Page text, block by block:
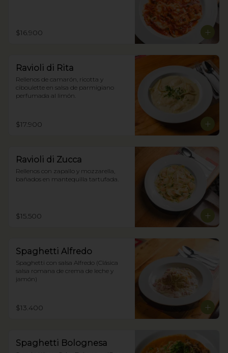
$16.900
Ravioli di Rita
Rellenos de camarón, ricotta y
ciboulette en salsa de parmigiano
perfumada al limón.
$17.900
Ravioli di Zucca
Rellenos con zapallo y mozzarella,
bañados en mantequilla tartufada.
$15.500
Spaghetti Alfredo
Spaghetti con salsa Alfredo (Clásica
salsa romana de crema de leche y
jamón)
$13.400
Spaghetti Bolognesa